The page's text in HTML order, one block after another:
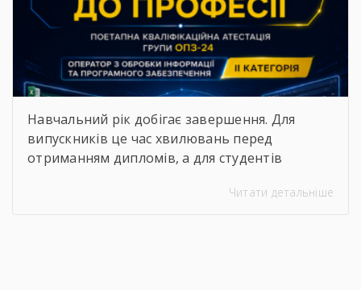
Навчальний рік добігає завершення. Для
випускників це час хвилювань перед
отриманням дипломів, а для студентів
та демонструвати результати своєїЧитати детальніше